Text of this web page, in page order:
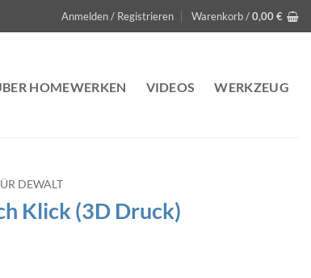
Anmelden / Registrieren Warenkorb /0,00€
HOMEWERKEN VIDEOS WERKZEUG
DEWALT
Klick (3D Druck)